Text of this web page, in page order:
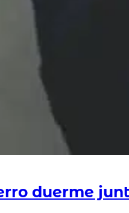
duerme